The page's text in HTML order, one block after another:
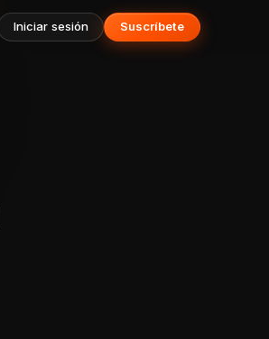
Iniciar sesión Suscríbete